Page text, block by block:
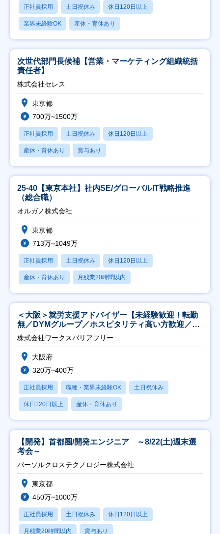
正社員採用 土日祝休み 休日120日以上
業界未経験OK 産休・育休あり
次世代部門長候補【営業・マーケティング組織統括
責任者】
株式会社セレス
東京都
700万~1500万
正社員採用 土日祝休み 休日120日以上
産休・育休あり 賞与あり
25-40【東京本社】社内SE/グローバルIT戦略推進
（総合職）
オルガノ株式会社
東京都
713万~1049万
正社員採用 土日祝休み 休日120日以上
産休・育休あり 月残業20時間以内
＜大阪＞就労支援アドバイザー【未経験歓迎！転勤
無／DYMグループ／ホスピタリティ高い方歓迎／土
日祝】
株式会社ワークスバリアフリー
大阪府
320万~400万
正社員採用 職種・業界未経験OK 土日祝休み
休日120日以上 産休・育休あり
【開発】首都圏/開発エンジニア ～8/22(土)週末選
考会～
パーソルクロステクノロジー株式会社
東京都
450万~1000万
正社員採用 土日祝休み 休日120日以上
月残業20時間以内 賞与あり